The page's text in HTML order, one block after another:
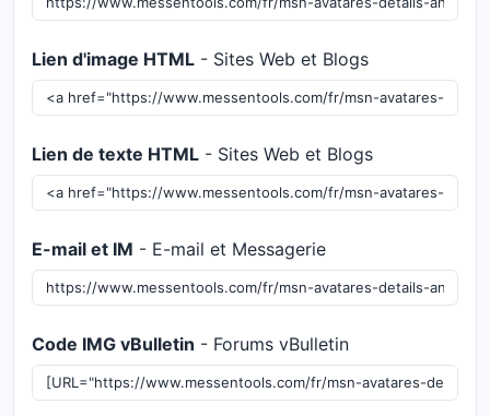
Lien d'image HTML - Sites Web et Blogs
Lien de texte HTML - Sites Web et Blogs
E-mail et IM - E-mail et Messagerie
Code IMG vBulletin - Forums vBulletin